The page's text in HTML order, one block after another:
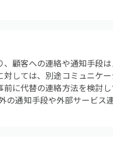
顧客への連絡や通知手段
しては、別途コミュニケ
に代替の連絡方法を検討
の通知手段や外部サービス